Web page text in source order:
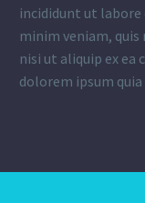
incididunt ut labore
minim veniam,
nisi ut aliquip ex ea
dolorem ipsum